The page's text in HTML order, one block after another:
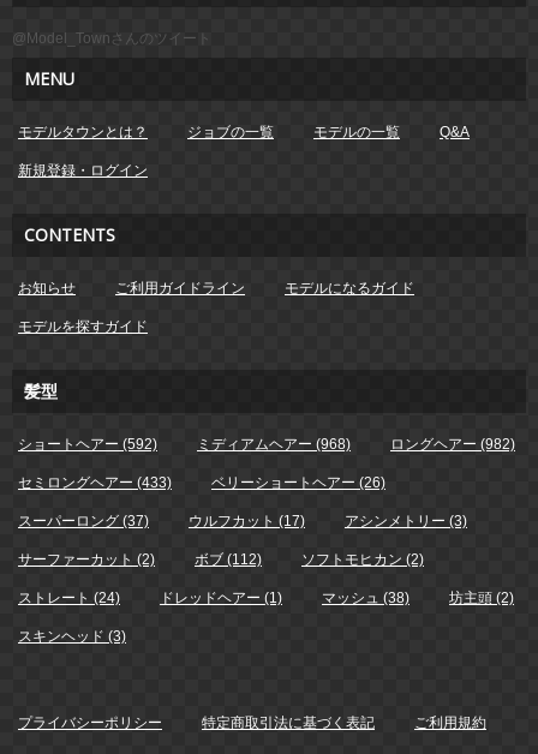
@Model_Townさんのツイート
MENU
モデルタウンとは？ ジョブの一覧 モデルの一覧 Q&A
新規登録・ログイン
CONTENTS
お知らせ ご利用ガイドライン モデルになるガイド
モデルを探すガイド
髪型
ショートヘアー (592) ミディアムヘアー (968) ロングヘアー (982)
セミロングヘアー (433) ベリーショートヘアー (26)
スーパーロング (37) ウルフカット (17) アシンメトリー (3)
サーファーカット (2) ボブ (112) ソフトモヒカン (2)
ストレート (24) ドレッドヘアー (1) マッシュ (38) 坊主頭 (2)
スキンヘッド (3)
プライバシーポリシー 特定商取引法に基づく表記 ご利用規約